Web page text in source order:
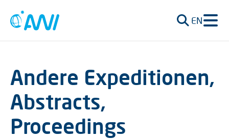
EN
Andere Expeditionen,
Abstracts,
Proceedings